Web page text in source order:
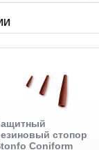
стопор
Coniform